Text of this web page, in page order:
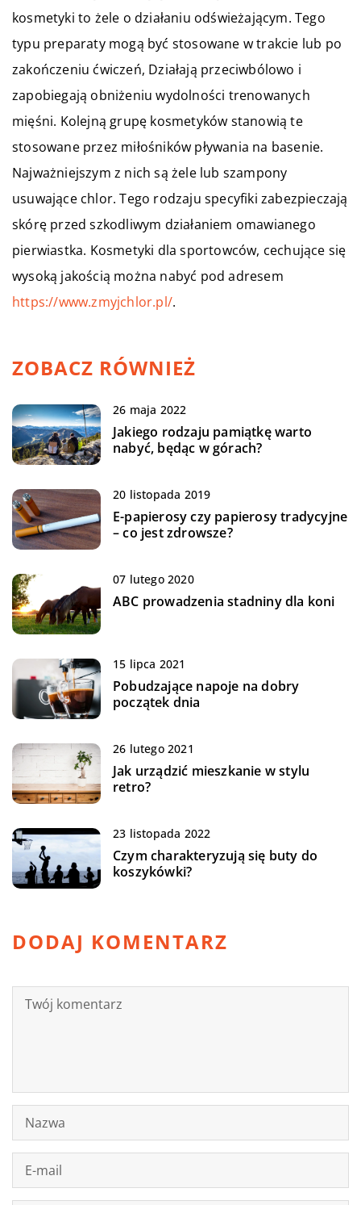
kosmetyki to żele o działaniu odświeżającym. Tego
typu preparaty mogą być stosowane w trakcie lub po
zakończeniu ćwiczeń, Działają przeciwbólowo i
zapobiegają obniżeniu wydolności trenowanych
mięśni. Kolejną grupę kosmetyków stanowią te
stosowane przez miłośników pływania na basenie.
Najważniejszym z nich są żele lub szampony
usuwające chlor. Tego rodzaju specyfiki zabezpieczają
skórę przed szkodliwym działaniem omawianego
pierwiastka. Kosmetyki dla sportowców, cechujące się
wysoką jakością można nabyć pod adresem
https://www.zmyjchlor.pl/.
ZOBACZ RÓWNIEŻ
26 maja 2022
Jakiego rodzaju pamiątkę warto
nabyć, będąc w górach?
20 listopada 2019
E-papierosy czy papierosy tradycyjne
– co jest zdrowsze?
07 lutego 2020
ABC prowadzenia stadniny dla koni
15 lipca 2021
Pobudzające napoje na dobry
początek dnia
26 lutego 2021
Jak urządzić mieszkanie w stylu
retro?
23 listopada 2022
Czym charakteryzują się buty do
koszykówki?
DODAJ KOMENTARZ